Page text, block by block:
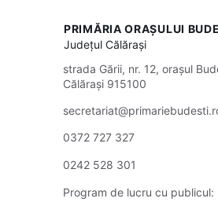
PRIMĂRIA ORAȘULUI
JudețulCălărași
strada Gării, nr. 12, orașul
Călărași 915100
0372 727 327
0242 528 301
Program de lucru cu publicul: